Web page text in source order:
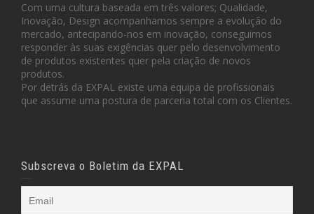
Com uma cultura baseada em três valores; Qualidade,
Inovação, Design acompanhamos sempre a evolução do
mercado, antecipando-nos em inovação, conseguimos
responder às suas exigências quer pelo desenvolvimento
de produtos existentes quer pela criação de novos
produtos.
Por detrás da EXPAL existe uma equipa de profissionais
que assume uma postura de parceria total com os Clientes.
Subscreva o Boletim da EXPAL